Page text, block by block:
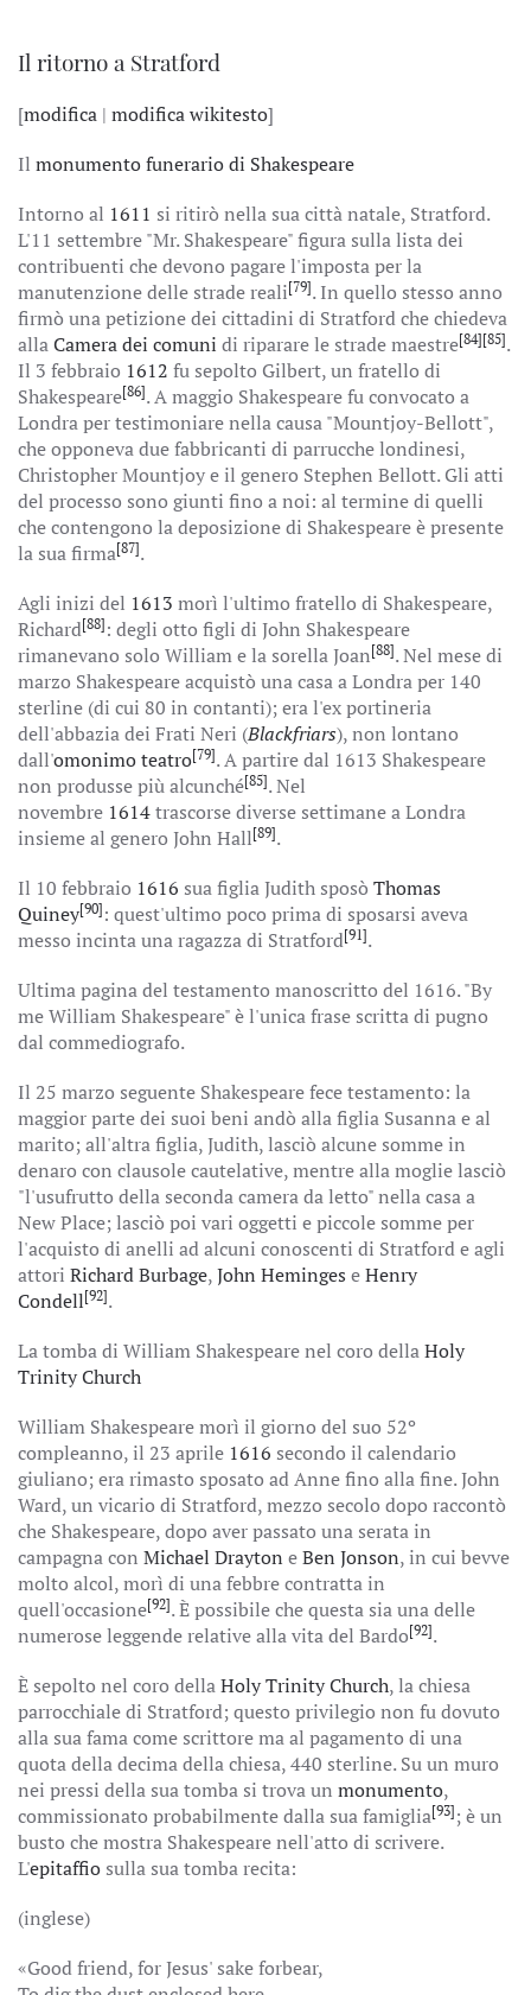
Il ritorno a Stratford
[modifica | modifica wikitesto]
Il monumento funerario di Shakespeare
Intorno al 1611 si ritirò nella sua città natale, Stratford.
L'11 settembre "Mr. Shakespeare" figura sulla lista dei
contribuenti che devono pagare l'imposta per la
manutenzione delle strade reali[79]. In quello stesso anno
firmò una petizione dei cittadini di Stratford che chiedeva
allaCamera dei comuni di riparare le strade maestre[84][85].
Il 3 febbraio 1612 fu sepolto Gilbert, un fratello di
Shakespeare[86]. A maggio Shakespeare fu convocato a
Londra per testimoniare nella causa "Mountjoy-Bellott",
che opponeva due fabbricanti di parrucche londinesi,
Christopher Mountjoy e il genero Stephen Bellott. Gli atti
del processo sono giunti fino a noi: al termine di quelli
che contengono la deposizione di Shakespeare è presente
la sua firma[87].
Agli inizi del 1613 morì l'ultimo fratello di Shakespeare,
Richard[88] : degli otto figli di John Shakespeare
rimanevano solo William e la sorella Joan[88]. Nel mese di
marzo Shakespeare acquistò una casa a Londra per 140
sterline (di cui 80 in contanti); era l'ex portineria
dell'abbazia dei Frati Neri (Blackfriars), non lontano
dall'omonimo teatro[79]. A partire dal 1613 Shakespeare
non produsse più alcunché[85]. Nel
novembre 1614trascorse diverse settimane a Londra
insieme al genero John Hall[89].
Il 10 febbraio 1616 sua figlia Judith sposò Thomas
Quiney[90] : quest'ultimo poco prima di sposarsi aveva
messo incinta una ragazza di Stratford[91].
Ultima pagina del testamento manoscritto del 1616. "By
me William Shakespeare" è l'unica frase scritta di pugno
dal commediografo.
Il 25 marzo seguente Shakespeare fece testamento: la
maggior parte dei suoi beni andò alla figlia Susanna e al
marito; all'altra figlia, Judith, lasciò alcune somme in
denaro con clausole cautelative, mentre alla moglie lasciò
"l'usufrutto della seconda camera da letto" nella casa a
New Place; lasciò poi vari oggetti e piccole somme per
l'acquisto di anelli ad alcuni conoscenti di Stratford e agli
attori Richard Burbage,John Heminges eHenry
Condell[92].
La tomba di William Shakespeare nel coro dellaHoly
Trinity Church
William Shakespeare morì il giorno del suo 52º
compleanno, il 23 aprile 1616 secondo il calendario
giuliano; era rimasto sposato ad Anne fino alla fine. John
Ward, un vicario di Stratford, mezzo secolo dopo raccontò
che Shakespeare, dopo aver passato una serata in
campagna con Michael Drayton eBen Jonson, in cui bevve
molto alcol, morì di una febbre contratta in
quell'occasione[92]. È possibile che questa sia una delle
numerose leggende relative alla vita del Bardo[92].
È sepolto nel coro dellaHoly Trinity Church, la chiesa
parrocchiale di Stratford; questo privilegio non fu dovuto
alla sua fama come scrittore ma al pagamento di una
quota della decima della chiesa, 440 sterline. Su un muro
nei pressi della sua tomba si trova un monumento,
commissionato probabilmente dalla sua famiglia[93] ; è un
busto che mostra Shakespeare nell'atto di scrivere.
L'epitaffio sulla sua tomba recita:
(inglese)
«Good friend, for Jesus' sake forbear,